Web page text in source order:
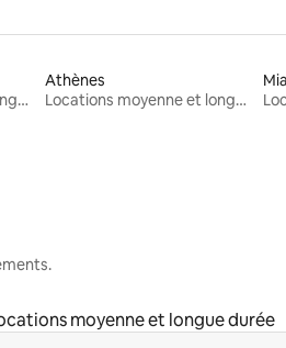
Locations moyenne et longue durée
Athènes
Locations moyenne et longue durée
moyenne et longue durée